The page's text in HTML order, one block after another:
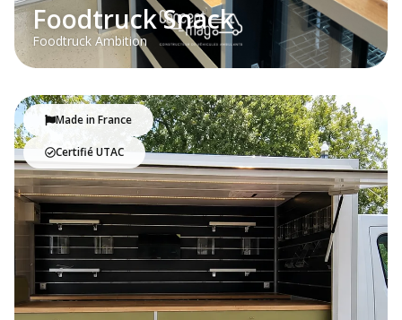
Foodtruck Snack
Foodtruck Ambition
Made in France
Certifié UTAC